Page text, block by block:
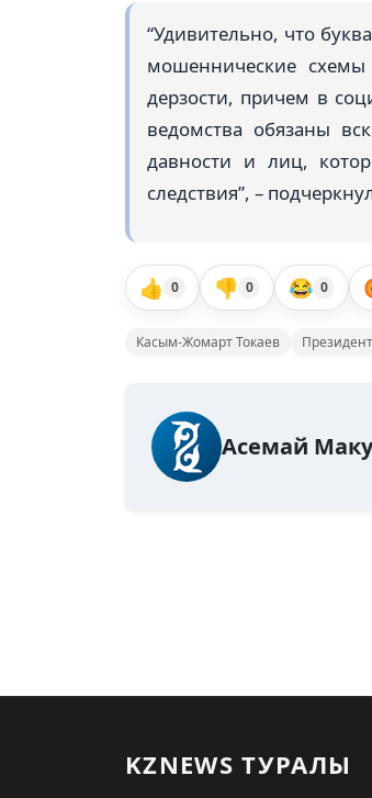
“Удивительно, что
мошеннические
дерзости, причем в
ведомства обязаны
давности и лиц,
следствия”, –
👍 0 👎 0 😂 0
Касым-Жомарт Токаев Президент
Асемай
KZNEWS ТУРАЛЫ